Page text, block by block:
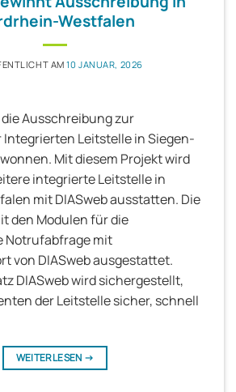
Westfalen
AM10 JANUAR, 2026
Ausschreibung zur
Leitstelle in Siegen-
Mit diesem Projekt wird
integrierte Leitstelle in
mit DIASweb ausstatten. Die
den Modulen für die
Notrufabfrage mit
von DIASweb ausgestattet.
DIASweb wird sichergestellt,
der Leitstelle sicher, schnell
WEITERLESEN →